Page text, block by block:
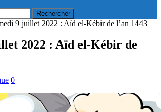
9 juillet 2022 : Aïd el-Kébir de l’an 1443
2022 : Aïd el-Kébir de
0